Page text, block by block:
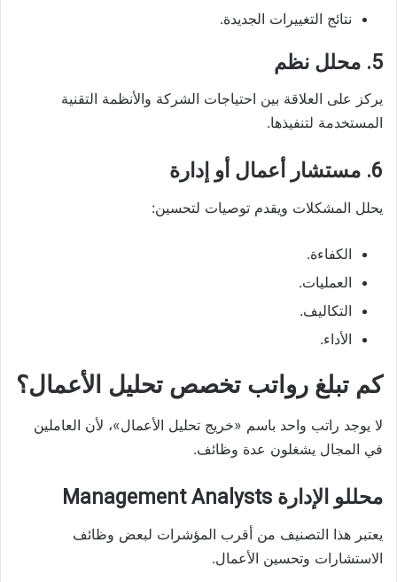
نتائج التغييرات الجديدة.
5. محلل نظم
يركز على العلاقة بين احتياجات الشركة والأنظمة التقنية
المستخدمة لتنفيذها.
6. مستشار أعمال أو إدارة
يحلل المشكلات ويقدم توصيات لتحسين:
الكفاءة.
العمليات.
التكاليف.
الأداء.
كم تبلغ رواتب تخصص تحليل الأعمال؟
لا يوجد راتب واحد باسم «خريج تحليل الأعمال»، لأن العاملين
في المجال يشغلون عدة وظائف.
محللو الإدارة Management Analysts
يعتبر هذا التصنيف من أقرب المؤشرات لبعض وظائف
الاستشارات وتحسين الأعمال.